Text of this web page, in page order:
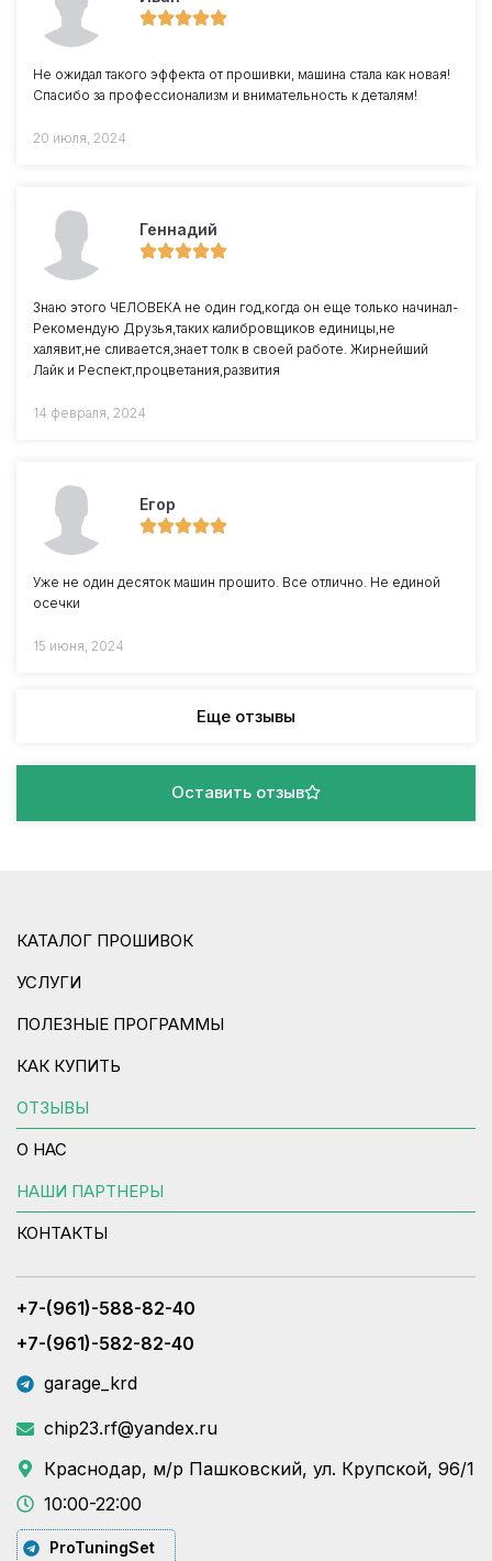
Не ожидал такого эффекта от прошивки, машина стала как новая!
Спасибо за профессионализм и внимательность к деталям!
20 июля, 2024
Геннадий
Знаю этого ЧЕЛОВЕКА не один год,когда он еще только начинал-
Рекомендую Друзья,таких калибровщиков единицы,не
халявит,не сливается,знает толк в своей работе. Жирнейший
Лайк и Респект,процветания,развития
14 февраля, 2024
Егор
Уже не один десяток машин прошито. Все отлично. Не единой
осечки
15 июня, 2024
Еще отзывы
Оставить отзыв
КАТАЛОГ ПРОШИВОК
УСЛУГИ
ПОЛЕЗНЫЕ ПРОГРАММЫ
КАК КУПИТЬ
ОТЗЫВЫ
О НАС
НАШИ ПАРТНЕРЫ
КОНТАКТЫ
+7-(961)-588-82-40
+7-(961)-582-82-40
garage_krd
chip23.rf@yandex.ru
Краснодар, м/р Пашковский, ул. Крупской, 96/1
10:00-22:00
ProTuningSet